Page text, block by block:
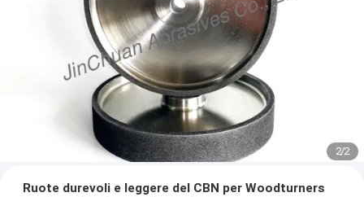
2/2
Ruote durevoli e leggere del CBN per Woodturners